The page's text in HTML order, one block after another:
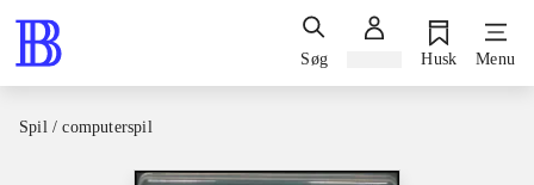
Søg Husk Menu
Spil / computerspil